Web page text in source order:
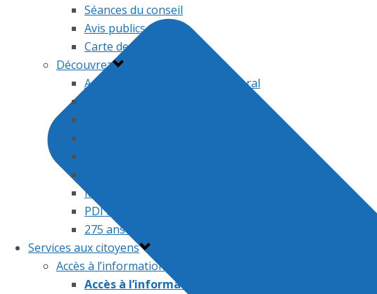
Séances du conseil
Avis publics
Carte des districts
Découvrez
Armoiries, logo et emblème floral
Mon Phil citoyen
PDI infrastructures
275 ans de Saint-Philippe
Services aux citoyens
Accès à l’information, animaux, collectes, environnement,
Accès à l’information